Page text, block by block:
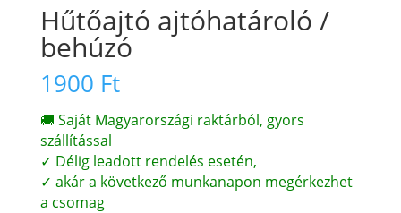
Hűtőajtó ajtóhatároló /
behúzó
1900 Ft
🚚 Saját Magyarországi raktárból, gyors
szállítással
✓ Délig leadott rendelés esetén,
✓ akár a következő munkanapon megérkezhet
a csomag